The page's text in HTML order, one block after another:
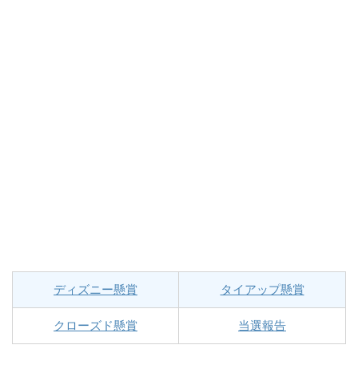
ディズニー懸賞 タイアップ懸賞
クローズド懸賞 当選報告